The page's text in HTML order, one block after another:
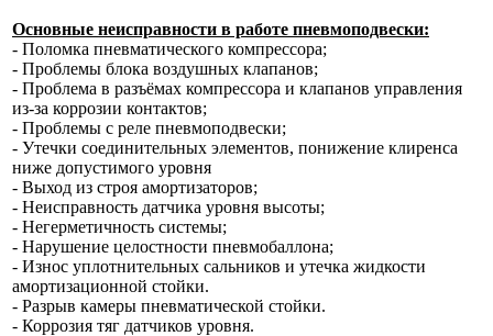
Основные неисправности в работе пневмоподвески:
- Поломка пневматического компрессора;
- Проблемы блока воздушных клапанов;
- Проблема в разъёмах компрессора и клапанов управления
из-за коррозии контактов;
- Проблемы с реле пневмоподвески;
- Утечки соединительных элементов, понижение клиренса
ниже допустимого уровня
- Выход из строя амортизаторов;
- Неисправность датчика уровня высоты;
- Негерметичность системы;
- Нарушение целостности пневмобаллона;
- Износ уплотнительных сальников и утечка жидкости
амортизационной стойки.
- Разрыв камеры пневматической стойки.
- Коррозия тяг датчиков уровня.